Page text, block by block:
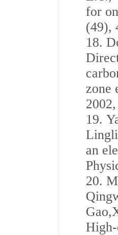
for
(49),
18.
zone
19.
an
20.